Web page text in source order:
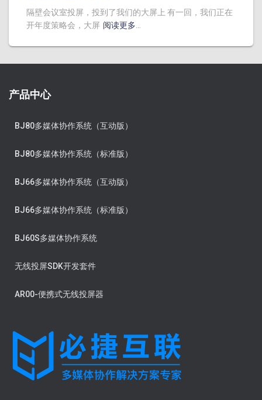
隔壁会议室投屏，投到了我们的大屏上 有一回，我们正在
开年度策略会，大屏 阅读更多…
产品中心
BJ80多媒体协作系统（互动版）
BJ80多媒体协作系统（标准版）
BJ66多媒体协作系统（互动版）
BJ66多媒体协作系统（标准版）
BJ60S多媒体协作系统
无线投屏SDK开发套件
AR00-便携式无线投屏器